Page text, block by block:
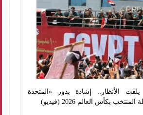
الأنظار.. إشادة بدور «المتحدة
بكأس العالم 2026 (فيديو)